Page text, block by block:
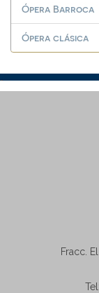
Ópera Barroca
Ópera clásica
Fracc.